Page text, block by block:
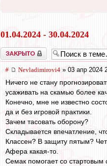
01.04.2024 - 30.04.2024
Закрыто
# Nevladimirovi4 » 03 апр 2024
Ничего не стану
усаживать на скамью более
Конечно, мне не известно
да и без игровой практики.
Зачем тасовать оборону?
Складывается впечатление,
Классен? В защиту пятым?
Афера какая-то.
Семак помогает со стартовым